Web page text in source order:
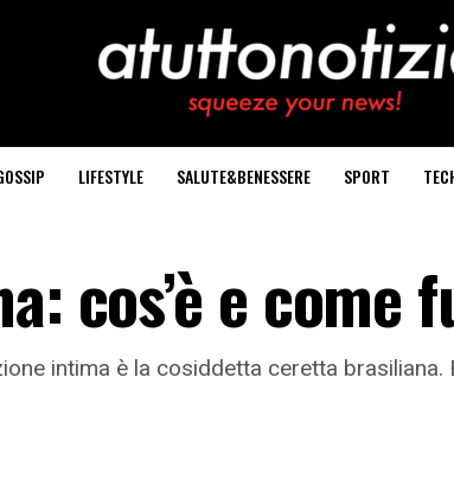
LIFESTYLE SALUTE&BENESSERE SPORT
cos’è e come
intima è la cosiddetta ceretta